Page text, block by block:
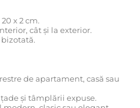
x 2 cm.
cât și la exterior.
de apartament, casă sau
și tâmplării expuse.